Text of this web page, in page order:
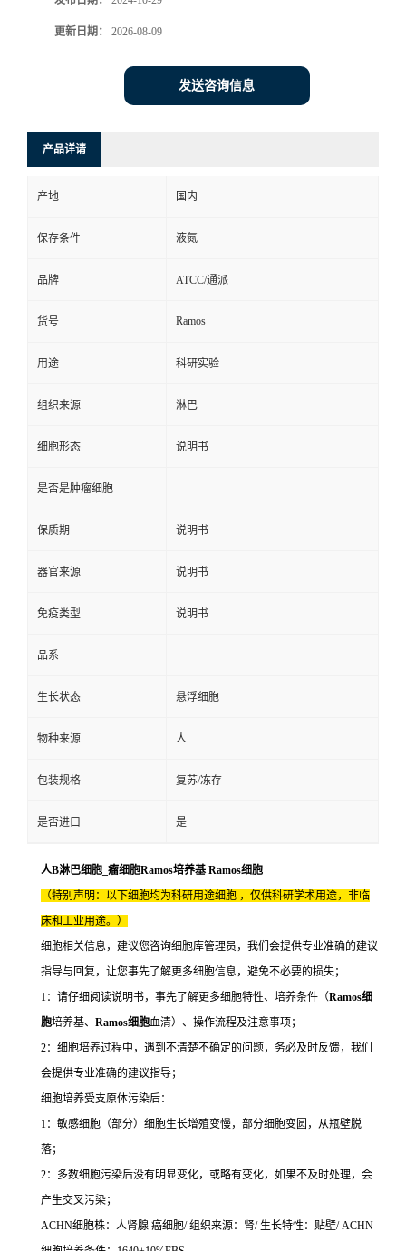
更新日期： 2026-08-09
发送咨询信息
产品详请
产地 国内
保存条件 液氮
品牌 ATCC/通派
货号 Ramos
用途 科研实验
组织来源 淋巴
细胞形态 说明书
是否是肿瘤细胞
保质期 说明书
器官来源 说明书
免疫类型 说明书
品系
生长状态 悬浮细胞
物种来源 人
包装规格 复苏/冻存
是否进口 是
人B淋巴细胞_瘤细胞Ramos培养基 Ramos细胞
（特别声明：以下细胞均为科研用途细胞 ，仅供科研学术用途，非临
床和工业用途。）
细胞相关信息，建议您咨询细胞库管理员，我们会提供专业准确的建议
指导与回复，让您事先了解更多细胞信息，避免不必要的损失；
1：请仔细阅读说明书，事先了解更多细胞特性、培养条件（Ramos细
胞培养基、 Ramos细胞血清）、操作流程及注意事项；
2：细胞培养过程中，遇到不清楚不确定的问题，务必及时反馈，我们
会提供专业准确的建议指导；
细胞培养受支原体污染后：
1：敏感细胞（部分）细胞生长增殖变慢，部分细胞变圆，从瓶壁脱
落；
2：多数细胞污染后没有明显变化，或略有变化，如果不及时处理，会
产生交叉污染；
ACHN细胞株：人肾腺 癌细胞/ 组织来源：肾/ 生长特性：贴壁/ ACHN